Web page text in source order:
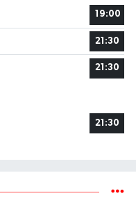
19:00
21:30
21:30
21:30